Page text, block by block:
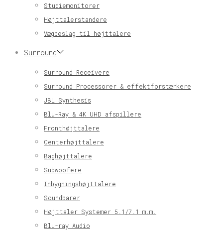
Studiemonitorer
Højttalerstandere
Vægbeslag til højttalere
Surround
Surround Receivere
Surround Processorer & effektforstærkere
JBL Synthesis
Blu-Ray & 4K UHD afspillere
Fronthøjttalere
Centerhøjttalere
Baghøjttalere
Subwoofere
Inbygningshøjttalere
Soundbarer
Højttaler Systemer 5.1/7.1 m.m.
Blu-ray Audio